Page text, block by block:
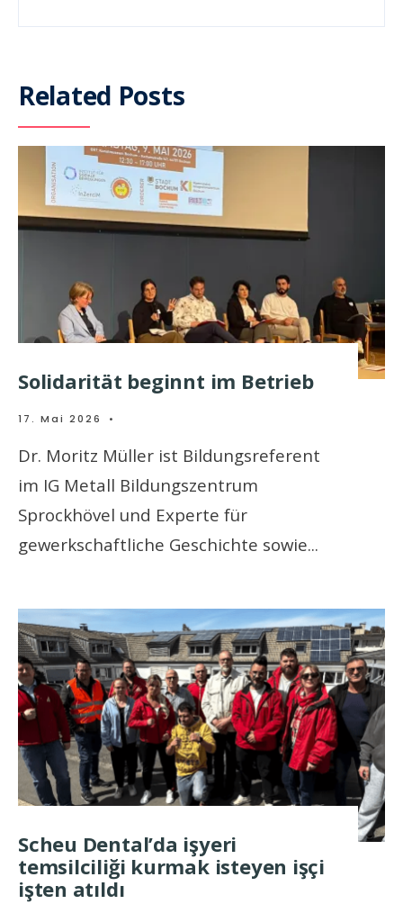
Related Posts
Solidarität beginnt im Betrieb
17. Mai 2026 •
Dr. Moritz Müller ist Bildungsreferent
im IG Metall Bildungszentrum
Sprockhövel und Experte für
gewerkschaftliche Geschichte sowie...
Scheu Dental’da işyeri
temsilciliği kurmak isteyen işçi
işten atıldı